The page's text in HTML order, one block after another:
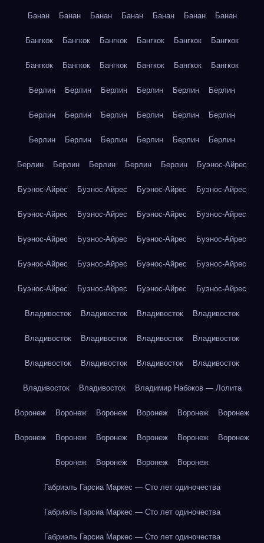
Банан Банан Банан Банан Банан Банан Банан
Бангкок Бангкок Бангкок Бангкок Бангкок Бангкок
Бангкок Бангкок Бангкок Бангкок Бангкок Бангкок
Берлин Берлин Берлин Берлин Берлин Берлин
Берлин Берлин Берлин Берлин Берлин Берлин
Берлин Берлин Берлин Берлин Берлин Берлин
Берлин Берлин Берлин Берлин Берлин Буэнос-Айрес
Буэнос-Айрес Буэнос-Айрес Буэнос-Айрес Буэнос-Айрес
Буэнос-Айрес Буэнос-Айрес Буэнос-Айрес Буэнос-Айрес
Буэнос-Айрес Буэнос-Айрес Буэнос-Айрес Буэнос-Айрес
Буэнос-Айрес Буэнос-Айрес Буэнос-Айрес Буэнос-Айрес
Буэнос-Айрес Буэнос-Айрес Буэнос-Айрес Буэнос-Айрес
Владивосток Владивосток Владивосток Владивосток
Владивосток Владивосток Владивосток Владивосток
Владивосток Владивосток Владивосток Владивосток
Владивосток Владивосток Владимир Набоков — Лолита
Воронеж Воронеж Воронеж Воронеж Воронеж Воронеж
Воронеж Воронеж Воронеж Воронеж Воронеж Воронеж
Воронеж Воронеж Воронеж Воронеж
Габриэль Гарсиа Маркес — Сто лет одиночества
Габриэль Гарсиа Маркес — Сто лет одиночества
Габриэль Гарсиа Маркес — Сто лет одиночества